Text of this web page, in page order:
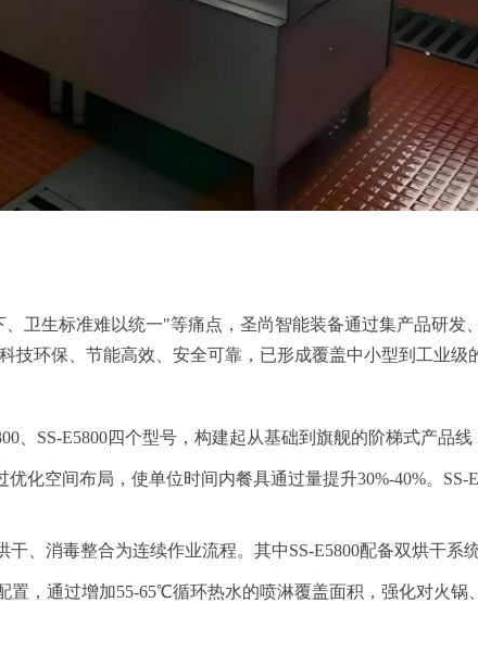
卫生标准难以统一"等痛点，圣尚智能装备通过集产品研
环保、节能高效、安全可靠，已形成覆盖中小型到工业级
、SS-E5800四个型号，构建起从基础到旗舰的阶梯式产品线
化空间布局，使单位时间内餐具通过量提升30%-40%。SS-
干、消毒整合为连续作业流程。其中SS-E5800配备双烘干
配置，通过增加55-65℃循环热水的喷淋覆盖面积，强化对火